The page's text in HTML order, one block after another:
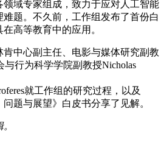
领域专家组成，致力于应对人工智能
题。不久前，工作组发布了首份白
高等教育中的应用。
中心副主任、电影与媒体研究副教
与行为科学学院副教授Nicholas
就工作组的研究过程，以及
问题与展望》白皮书分享了见解。